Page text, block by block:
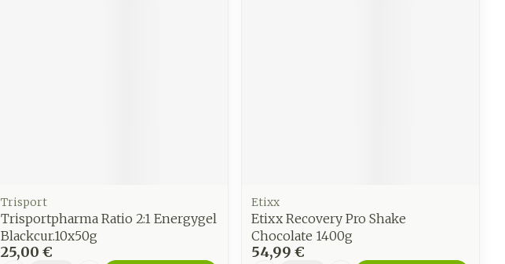
Trisport
Trisportpharma Ratio 2:1 Energygel
Blackcur.10x50g
25,00 €
Etixx
Etixx Recovery Pro Shake
Chocolate 1400g
54,99 €